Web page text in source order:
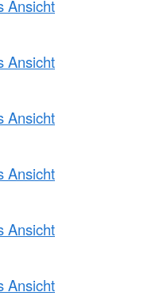
Ansicht
Ansicht
Ansicht
Ansicht
Ansicht
Ansicht